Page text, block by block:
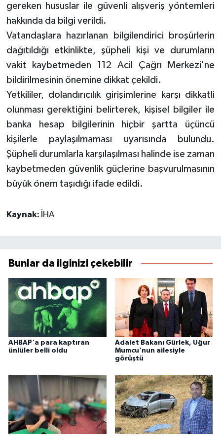
gereken hususlar ile güvenli alışveriş yöntemleri
hakkında da bilgi verildi.
Vatandaşlara hazırlanan bilgilendirici broşürlerin
dağıtıldığı etkinlikte, şüpheli kişi ve durumların
vakit kaybetmeden 112 Acil Çağrı Merkezi'ne
bildirilmesinin önemine dikkat çekildi.
Yetkililer, dolandırıcılık girişimlerine karşı dikkatli
olunması gerektiğini belirterek, kişisel bilgiler ile
banka hesap bilgilerinin hiçbir şartta üçüncü
kişilerle paylaşılmaması uyarısında bulundu.
Şüpheli durumlarla karşılaşılması halinde ise zaman
kaybetmeden güvenlik güçlerine başvurulmasının
büyük önem taşıdığı ifade edildi.
Kaynak: İHA
Bunlar da ilginizi çekebilir
AHBAP'a para kaptıran
ünlüler belli oldu
Adalet Bakanı Gürlek, Uğur
Mumcu'nun ailesiyle
görüştü